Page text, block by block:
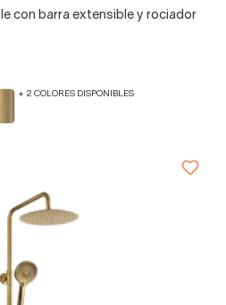
con barra extensible y rociador
+ 2 COLORES DISPONIBLES